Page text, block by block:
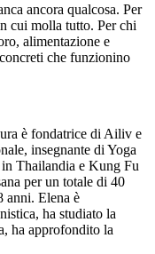
ancora qualcosa. Per
cui molla tutto. Per chi
alimentazione e
che funzionino
è fondatrice di Ailiv e
insegnante di Yoga
Thailandia e Kung Fu
per un totale di 40
anni. Elena è
ha studiato la
ha approfondito la